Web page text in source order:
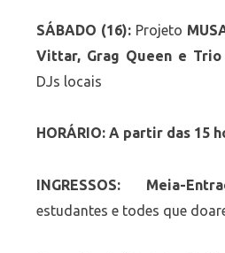
SÁBADO (16): Projeto
Vittar, Grag Queen e Trio
DJs locais
HORÁRIO: A partir das 15
INGRESSOS: Meia-
estudantes e todes que